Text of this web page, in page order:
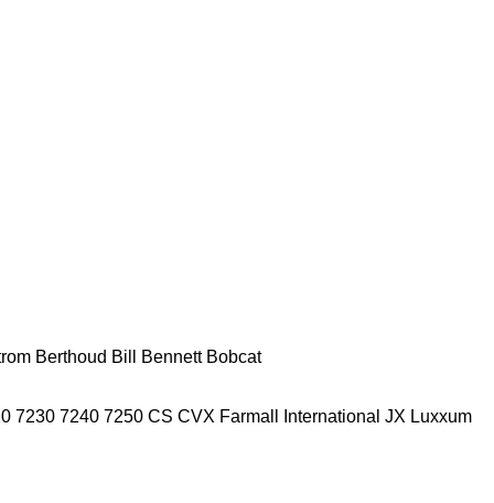
Berthoud Bill Bennett Bobcat
7230 7240 7250 CS CVX Farmall International JX Luxxum